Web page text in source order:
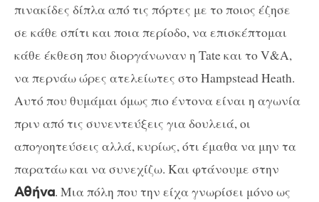
πινακίδες δίπλα από τις πόρτες με το ποιος έζησε
σε κάθε σπίτι και ποια περίοδο, να επισκέπτομαι
κάθε έκθεση που διοργάνωναν η Tate και το V&A,
να περνάω ώρες ατελείωτες στο Hampstead Heath.
Αυτό που θυμάμαι όμως πιο έντονα είναι η αγωνία
πριν από τις συνεντεύξεις για δουλειά, οι
απογοητεύσεις αλλά, κυρίως, ότι έμαθα να μην τα
παρατάω και να συνεχίζω. Και φτάνουμε στην
Αθήνα. Μια πόλη που την είχα γνωρίσει μόνο ως